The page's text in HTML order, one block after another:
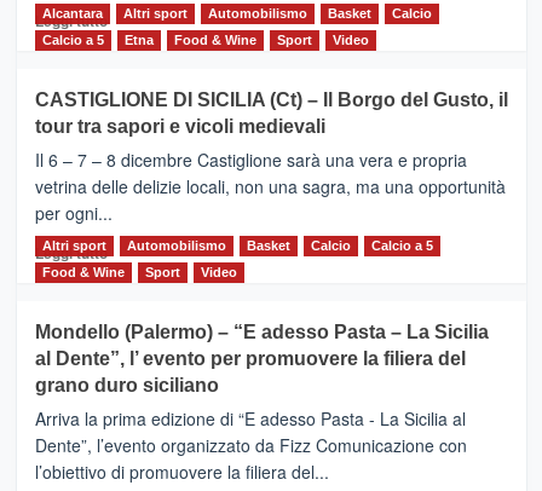
Leggi tutto Leggi
MOIO
ALCANTARA
–
Vivicittà,
alla
scoperta
del
territorio,
e
messaggi
di
Alcantara Altri sport Automobilismo Basket
Calcio
Calcio a 5
Etna Food & Wine Sport Video
CASTIGLIONE DI SICILIA (Ct) – Il Borgo del Gusto, il
tour tra sapori e vicoli medievali
Il 6 – 7 – 8 dicembre Castiglione sarà una vera e propria
vetrina delle delizie locali, non una sagra, ma una opportunità
per ogni...
Leggi tuttoLeggi
di
CASTIGLIONE
DI
SICILIA
(Ct)
–
Il
Borgo
Altri sport Automobilismo Basket Calcio
Calcio a 5
Food & Wine
Sport Video
Mondello (Palermo) – “E adesso Pasta – La Sicilia
al Dente”, l’ evento per promuovere la filiera del
grano duro siciliano
Arriva la prima edizione di “E adesso Pasta - La Sicilia al
Dente”, l’evento organizzato da Fizz Comunicazione con
l’obiettivo di promuovere la filiera del...